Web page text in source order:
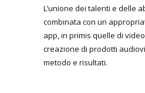
L’unione dei talenti e delle
combinata con un
app, in primis quelle di
creazione di prodotti
metodo e risultati.